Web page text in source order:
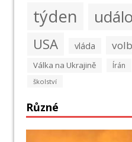
týden
USA vláda
Válka na Ukrajině Írán
školství
Různé